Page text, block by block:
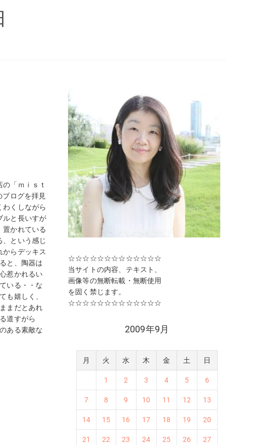
「ｍｉｓｔ
ログを拝見
わくしながら
ルと長いすが
かれている
という感じ
らデッキス
と、陶器は
惹かれるい
いる・・な
も嬉しく、
まだとあれ
道すがら
ある素敵な
☆☆☆☆☆☆☆☆☆☆☆☆☆
当サイトの内容、テキスト、
画像等の無断転載・無断使用
を固く禁じます。
☆☆☆☆☆☆☆☆☆☆☆☆☆
2009年9月
月 火 水 木 金 土 日
1 2 3 4 5 6
7 8 9 10 11 12 13
14 15 16 17 18 19 20
21 22 23 24 25 26 27